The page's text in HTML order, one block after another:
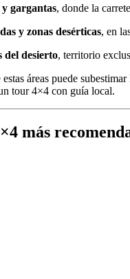
gargantas, donde la
y zonas desérticas, en
del desierto, territorio
áreas puede
tour 4×4 con guía local.
más